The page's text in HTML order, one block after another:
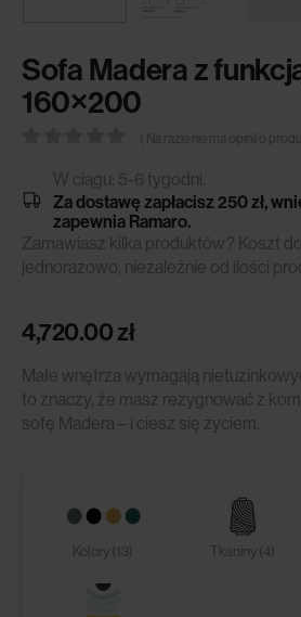
Sofa Madera z
160×200
( Na razie nie ma opinii o
W ciągu: 5-6 tygodni.
Za dostawę zapłacisz 250 zł,
zapewnia Ramaro.
Zamawiasz kilka produktów? Koszt
jednorazowo, niezależnie od ilości
4,720.00zł
Małe wnętrza wymagają
to znaczy, że masz rezygnować z
sofę Madera – i ciesz się życiem.
Kolory (13) Tkaniny (4)